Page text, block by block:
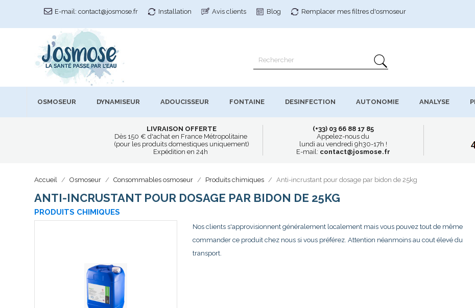
E-mail: contact@josmose.fr Installation Avis clients Blog Remplacer mes filtres d'osmoseur
OSMOSEUR DYNAMISEUR ADOUCISSEUR FONTAINE DESINFECTION AUTONOMIE ANALYSE
LIVRAISON OFFERTE
Dès 150 € d'achat en France Métropolitaine
(pour les produits domestiques uniquement)
Expédition en 24h
(+33) 03 66 88 17 85
Appelez-nous du
lundi au vendredi 9h30-17h !
E-mail: contact@josmose.fr
Accueil Osmoseur Consommables osmoseur Produits chimiques Anti-incrustant pour dosage par bidon de 25kg
ANTI-INCRUSTANT POUR DOSAGE PAR BIDON DE 25KG
PRODUITS CHIMIQUES
Nos clients s'approvisionnent généralement localement mais vous pouvez tout de même
commander ce produit chez nous si vous préférez. Attention néanmoins au cout élevé du
transport.